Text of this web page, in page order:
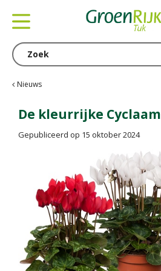
Nieuws
De kleurrijke Cyclaam
Gepubliceerd op 15 oktober 2024